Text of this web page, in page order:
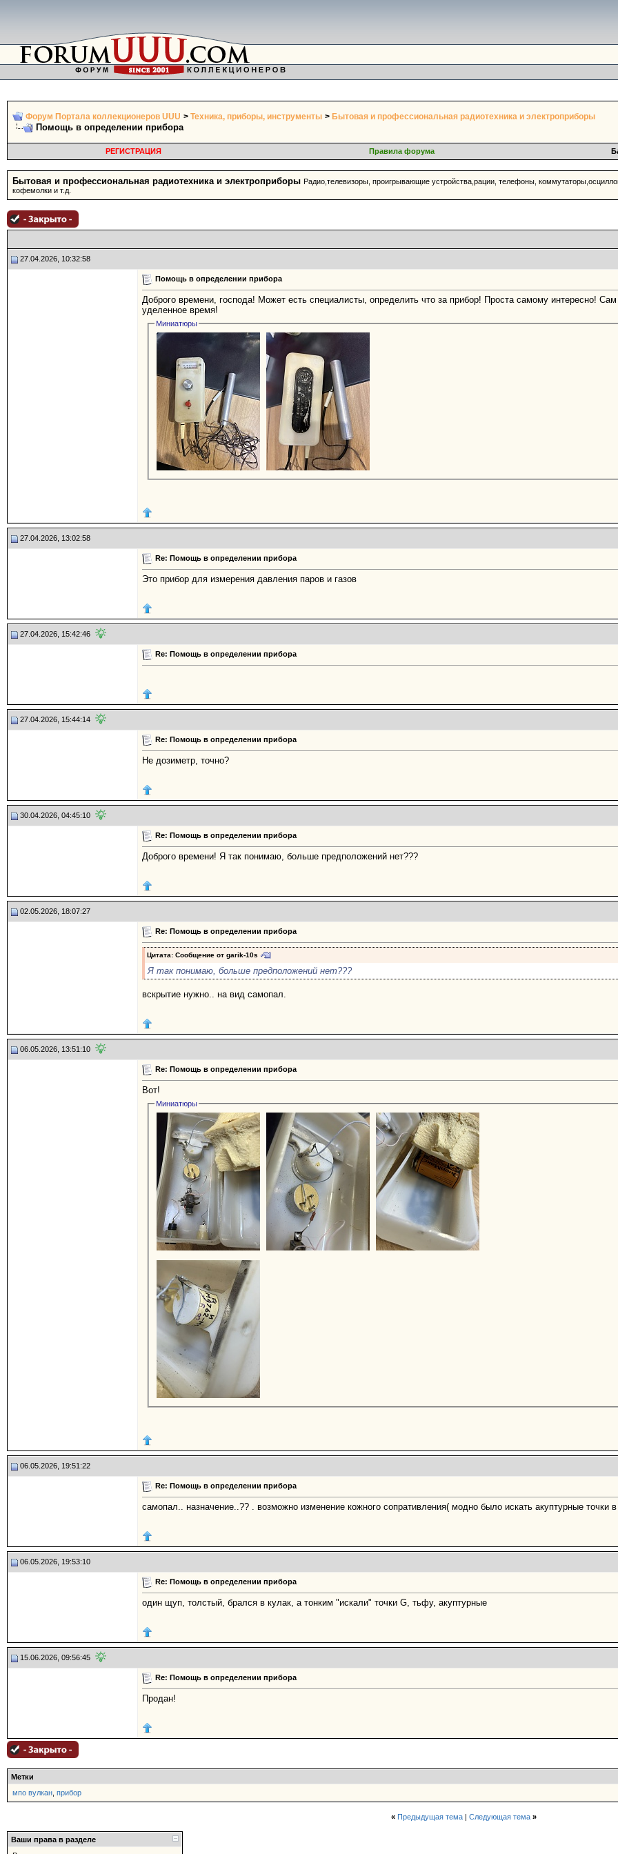
Форум Портала коллекционеров UUU > Техника, приборы, инструменты > Бытовая и профессиональная радиотехника и электроприборы
Помощь в определении прибора
РЕГИСТРАЦИЯ Правила форума
Бытовая и профессиональная радиотехника и электроприборы Радио,телевизоры, проигрывающие устройства,рации, телефоны,
кофемолки и т.д.
27.04.2026, 10:32:58
Помощь в определении прибора
Доброго времени, господа! Может есть специалисты, определить что за прибор! Проста самому интересно!
уделенное время!
Миниатюры
27.04.2026, 13:02:58
Re: Помощь в определении прибора
Это прибор для измерения давления паров и газов
27.04.2026, 15:42:46
Re: Помощь в определении прибора
27.04.2026, 15:44:14
Re: Помощь в определении прибора
Не дозиметр, точно?
30.04.2026, 04:45:10
Re: Помощь в определении прибора
Доброго времени! Я так понимаю, больше предположений нет???
02.05.2026, 18:07:27
Re: Помощь в определении прибора
Цитата: Сообщение от garik-10s
Я так понимаю, больше предположений нет???
вскрытие нужно.. на вид самопал.
06.05.2026, 13:51:10
Re: Помощь в определении прибора
Вот!
Миниатюры
06.05.2026, 19:51:22
Re: Помощь в определении прибора
самопал.. назначение..?? . возможно изменение кожного сопративления( модно было искать акуптурные точки
06.05.2026, 19:53:10
Re: Помощь в определении прибора
один щуп, толстый, брался в кулак, а тонким "искали" точки G, тьфу, акуптурные
15.06.2026, 09:56:45
Re: Помощь в определении прибора
Продан!
Метки
мпо вулкан прибор
« Предыдущая тема| Следующая тема »
Ваши права в разделе